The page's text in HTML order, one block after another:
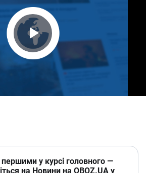
Play Video
у курсі головного —
на Новини на OBOZ.UA у